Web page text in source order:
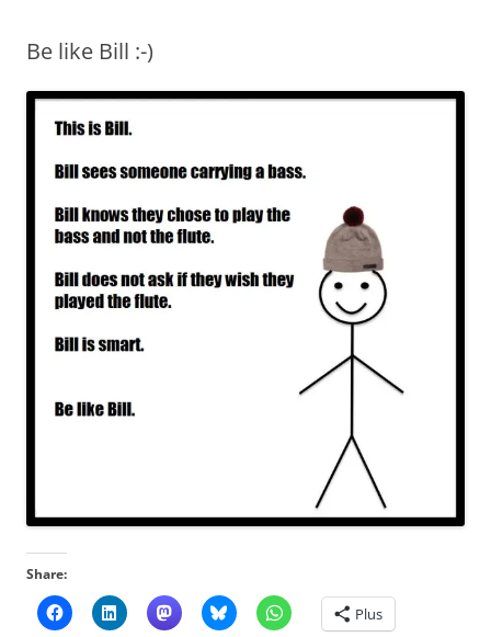
Be like Bill :-)
Share:
Plus